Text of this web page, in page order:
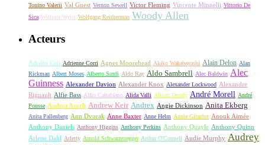
Tonino Valerii Val Guest Vernon Sewell Victor Fleming Vincente Minnelli Vittorio De
Sica William Wyler Wolfgang Reitherman Woody Allen
Acteurs
Adolfo Celi Adrienne Corri Agnes Moorehead Akiko Wakabayashi Alain Delon Alan
Rickman Albert Moses Alberto Sordi Aldo Ray Aldo Sambrell Alec Baldwin Alec
Guinness Alexander Davion Alexander Knox Alexander Lockwood Alexandre
Rignault Alfie Bass Alfio Caltabiano Alida Valli Alison Doody André Morell André
Pousse Andrea Aureli Andrew Keir Andrex Angie Dickinson Anita Ekberg
Anita Pallenberg Ann Dvorak Anne Baxter Anne Helm Annie Girardot Anouk Aimée
Anthony Daniels Anthony Higgins Anthony Perkins Anthony Quayle Anthony Quinn
Arlene Dahl Arletty Arnold Schwarzenegger Arthur O'Connell Audie Murphy Audrey